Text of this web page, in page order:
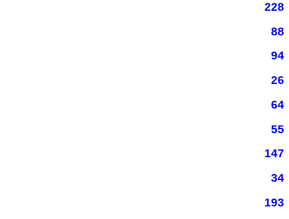
228
88
94
26
64
55
147
34
193